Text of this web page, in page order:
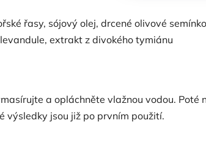
řasy, sójový olej, drcené olivové
extrakt z divokého tymiánu
a opláchněte vlažnou vodou. Poté
výsledky jsou již po prvním použití.